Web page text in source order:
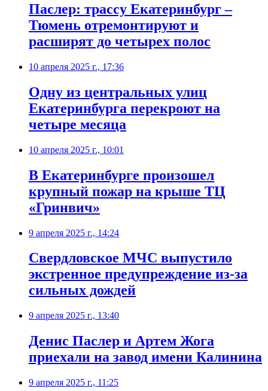
Паслер: трассу Екатеринбург –
Тюмень отремонтируют и
расширят до четырех полос
10 апреля 2025 г., 17:36
Одну из центральных улиц
Екатеринбурга перекроют на
четыре месяца
10 апреля 2025 г., 10:01
В Екатеринбурге произошел
крупный пожар на крыше ТЦ
«Гринвич»
9 апреля 2025 г., 14:24
Свердловское МЧС выпустило
экстренное предупреждение из-за
сильных дождей
9 апреля 2025 г., 13:40
Денис Паслер и Артем Жога
приехали на завод имени Калинина
9 апреля 2025 г., 11:25